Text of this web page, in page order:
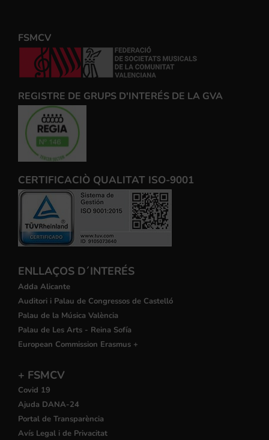
FSMCV
REGISTRE DE GRUPS D'INTERÉS DE LA GVA
CERTIFICACIÒ QUALITAT ISO-9001
ENLLAÇOS D´INTERÉS
Adda Alicante
Auditori i Palau de Congressos de Castelló
Palau de la Música València
Palau de Les Arts - Reina Sofía
European Commission Erasmus +
+ FSMCV
Covid 19
Ajuda DANA-24
Portal de Transparència
Avís Legal i de Privacitat